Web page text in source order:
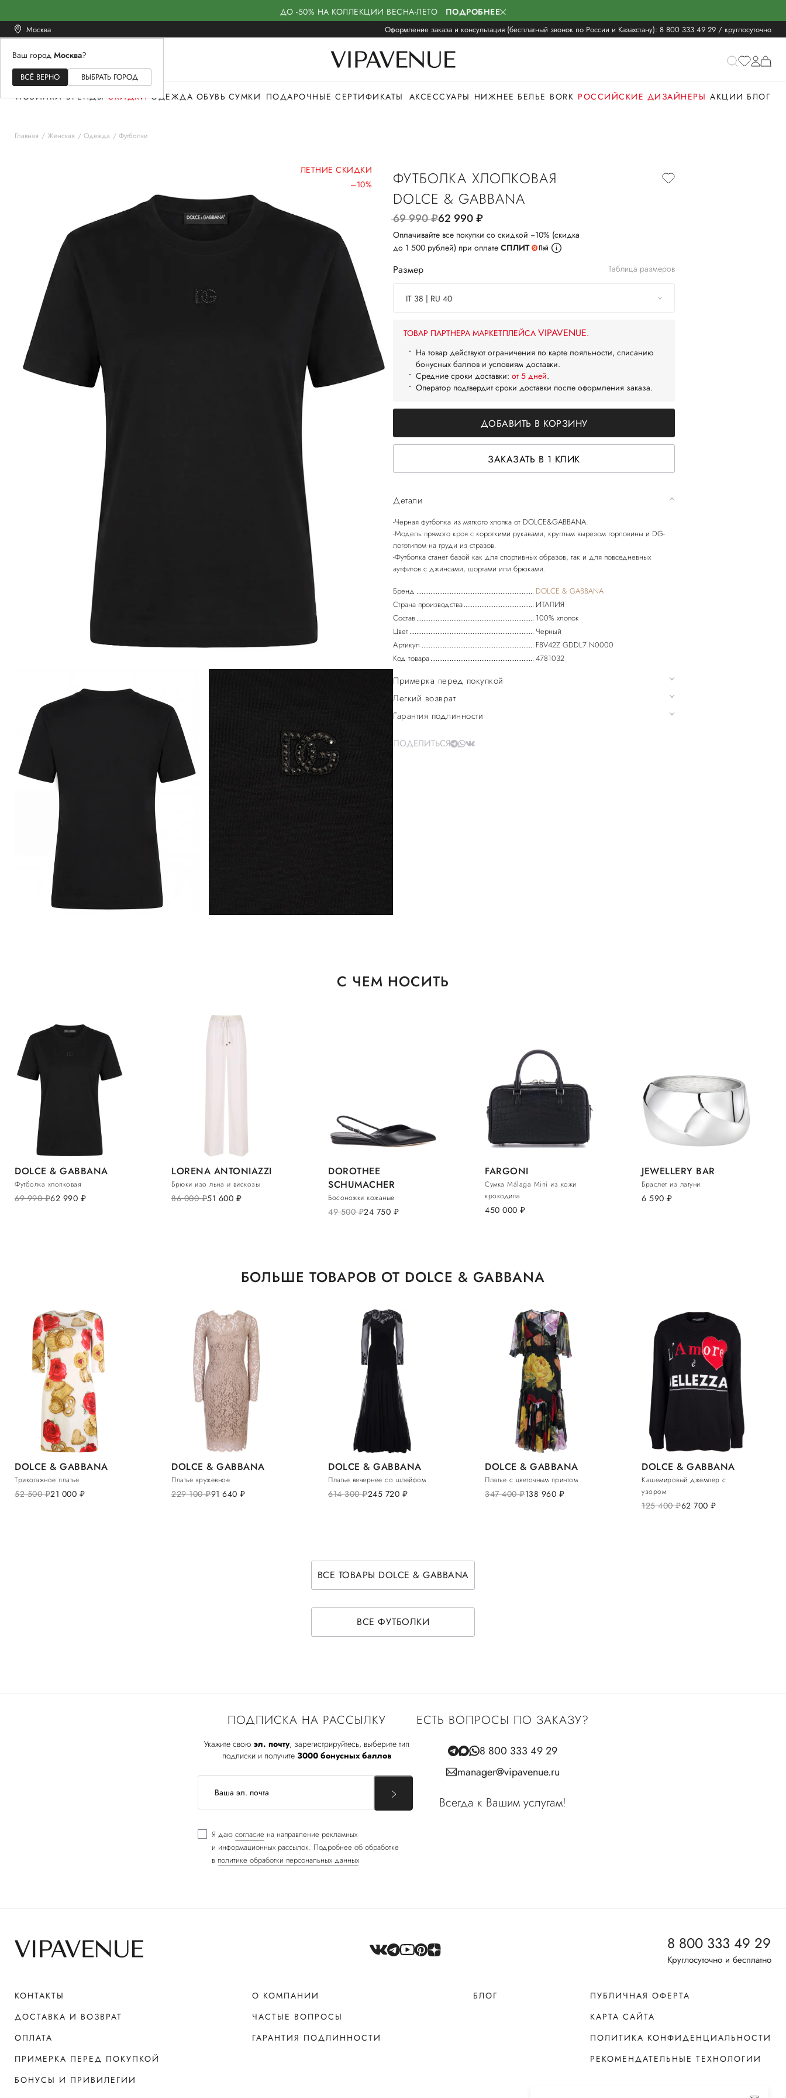
ДО -50% НА КОЛЛЕКЦИИ ВЕСНА-ЛЕТО ПОДРОБНЕЕ
Москва Оформление заказа и консультация (бесплатный звонок по России и Казахстану): 8 800 333 49 29 / круглосуточно
Ваш город Москва?
ВСЁ ВЕРНО ВЫБРАТЬ ГОРОД
ЖЕНСКОЕМУЖСКОЕ
НОВИНКИ БРЕНДЫ СКИДКИ ОДЕЖДА ОБУВЬ СУМКИ ПОДАРОЧНЫЕ СЕРТИФИКАТЫ АКСЕССУАРЫ НИЖНЕЕ БЕЛЬЕ BORK РОССИЙСКИЕ ДИЗАЙНЕРЫ АКЦИИ БЛОГ
Главная Женская Одежда Футболки
ЛЕТНИЕ СКИДКИ
–10%
ФУТБОЛКА ХЛОПКОВАЯ
DOLCE & GABBANA
69 990руб.62 990руб.
Оплачивайте все покупки со скидкой −10% (скидка
до 1 500 рублей) при оплате СПЛИТ
Размер Таблица размеров
IT 38 | RU 40
ТОВАР ПАРТНЕРА МАРКЕТПЛЕЙСА VIPAVENUE.
На товар действуют ограничения по карте лояльности, списанию
бонусных баллов и условиям доставки.
Средние сроки доставки: от 5 дней.
Оператор подтвердит сроки доставки после оформления заказа.
ДОБАВИТЬ В КОРЗИНУ
ЗАКАЗАТЬ В 1 КЛИК
Детали
-Черная футболка из мягкого хлопка от DOLCE&GABBANA.
-Модель прямого кроя с короткими рукавами, круглым вырезом горловины и DG-
логотипом на груди из стразов.
-Футболка станет базой как для спортивных образов, так и для повседневных
Бренд
DOLCE & GABBANA
Страна производства
ИТАЛИЯ
Состав
100% хлопок
Цвет
Черный
Артикул
F8V42Z GDDL7 N0000
Код товара
4781032
Примерка перед покупкой
Легкий возврат
Гарантия подлинности
ПОДЕЛИТЬСЯ
С ЧЕМ НОСИТЬ
DOLCE & GABBANA
Футболка хлопковая
69 990руб.62 990 руб.
LORENA ANTONIAZZI
Брюки изо льна и вискозы
86 000руб.51 600 руб.
DOROTHEE
SCHUMACHER
Босоножки кожаные
49 500руб.24 750 руб.
FARGONI
Сумка Málaga Mini из кожи
крокодила
450 000 руб.
JEWELLERY BAR
Браслет из латуни
6 590 руб.
БОЛЬШЕ ТОВАРОВ ОТ DOLCE & GABBANA
DOLCE & GABBANA
Трикотажное платье
52 500руб.21 000 руб.
DOLCE & GABBANA
Платье кружевное
229 100руб.91 640 руб.
DOLCE & GABBANA
Платье вечернее со шлейфом
614 300руб.245 720 руб.
DOLCE & GABBANA
Платье с цветочным принтом
347 400руб.138 960 руб.
DOLCE & GABBANA
Кашемировый джемпер с
узором
125 400руб.62 700 руб.
ВСЕ ТОВАРЫ DOLCE & GABBANA
ВСЕ ФУТБОЛКИ
ПОДПИСКА НА РАССЫЛКУ
Укажите свою эл. почту, зарегистрируйтесь, выберите тип
подписки и получите 3000 бонусных баллов
Я даю согласие на направление рекламных
и информационных рассылок. Подробнее об обработке
в политике обработки персональных данных
ЕСТЬ ВОПРОСЫ ПО ЗАКАЗУ?
8 800 333 49 29
manager@vipavenue.ru
Всегда к Вашим услугам!
8 800 333 49 29
Круглосуточно и бесплатно
КОНТАКТЫ
ДОСТАВКА И ВОЗВРАТ
ОПЛАТА
ПРИМЕРКА ПЕРЕД ПОКУПКОЙ
БОНУСЫ И ПРИВИЛЕГИИ
О КОМПАНИИ
ЧАСТЫЕ ВОПРОСЫ
ГАРАНТИЯ ПОДЛИННОСТИ
БЛОГ
ПУБЛИЧНАЯ ОФЕРТА
КАРТА САЙТА
ПОЛИТИКА КОНФИДЕНЦИАЛЬНОСТИ
РЕКОМЕНДАТЕЛЬНЫЕ ТЕХНОЛОГИИ